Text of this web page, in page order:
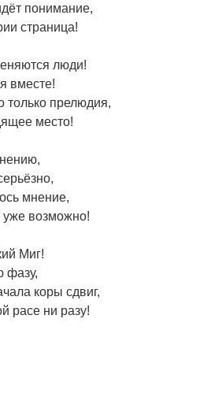
понимание,
страница!
люди!
вместе!
только прелюдия,
место!
мнение,
возможно!
Миг!
фазу,
коры сдвиг,
расе ни разу!